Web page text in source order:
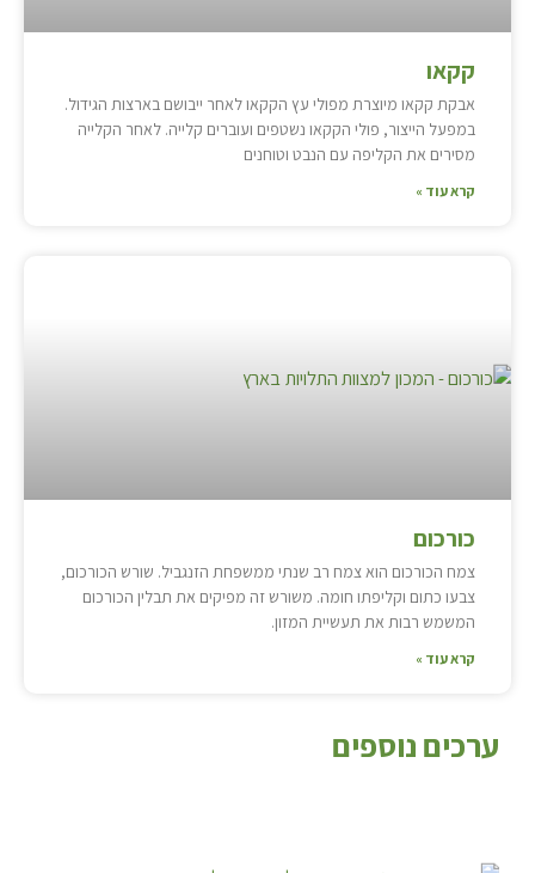
קקאו
אבקת קקאו מיוצרת מפולי עץ הקקאו לאחר ייבושם בארצות הגידול.
במפעל הייצור, פולי הקקאו נשטפים ועוברים קלייה. לאחר הקלייה
מסירים את הקליפה עם הנבט וטוחנים
קרא עוד »
כורכום
צמח הכורכום הוא צמח רב שנתי ממשפחת הזנגביל. שורש הכורכום,
צבעו כתום וקליפתו חומה. משורש זה מפיקים את תבלין הכורכום
המשמש רבות את תעשיית המזון.
קרא עוד »
ערכים נוספים